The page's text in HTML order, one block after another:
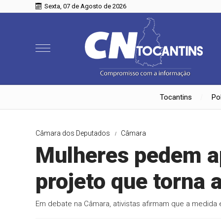
Sexta, 07 de Agosto de 2026
Tocantins
Câmara dos Deputados Câmara
Mulheres pedem
projeto que torna
Em debate na Câmara, ativistas afirmam que a